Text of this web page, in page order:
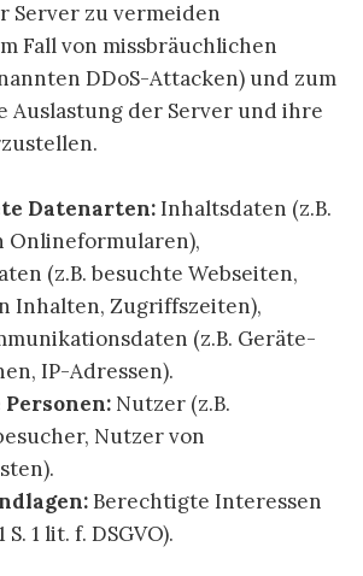
Server zu vermeiden
Fall von missbräuchlichen
DDoS-Attacken) und zum
Auslastung der Server und ihre
Datenarten:Inhaltsdaten (z.B.
Onlineformularen),
(z.B. besuchte Webseiten,
Inhalten, Zugriffszeiten),
(z.B. Geräte-
IP-Adressen).
Nutzer (z.B.
Nutzer von
Berechtigte Interessen
S. 1 lit. f. DSGVO).